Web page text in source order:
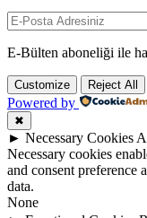
E-Bülten aboneliği ile
Customize Reject All
Powered by
✖
► Necessary Cookies
Necessary cookies
and consent preference
data.
None